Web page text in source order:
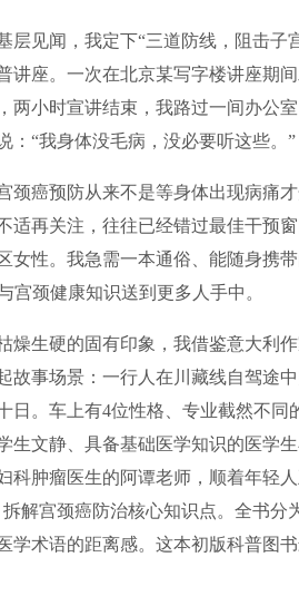
见闻，我定下“三道防线，阻击子
讲座。一次在北京某写字楼讲座期
两小时宣讲结束，我路过一间办公
：“我身体没毛病，没必要听这些。”
癌预防从来不是等身体出现病痛才
适再关注，往往已经错过最佳干预
女性。我急需一本通俗、能随身携
宫颈健康知识送到更多人手中。
生硬的固有印象，我借鉴意大利作
故事场景：一行人在川藏线自驾途
日。车上有4位性格、专业截然不
生文静、具备基础医学知识的医学
科肿瘤医生的阿谭老师，顺着年轻
解宫颈癌防治核心知识点。全书分
学术语的距离感。这本初版科普图